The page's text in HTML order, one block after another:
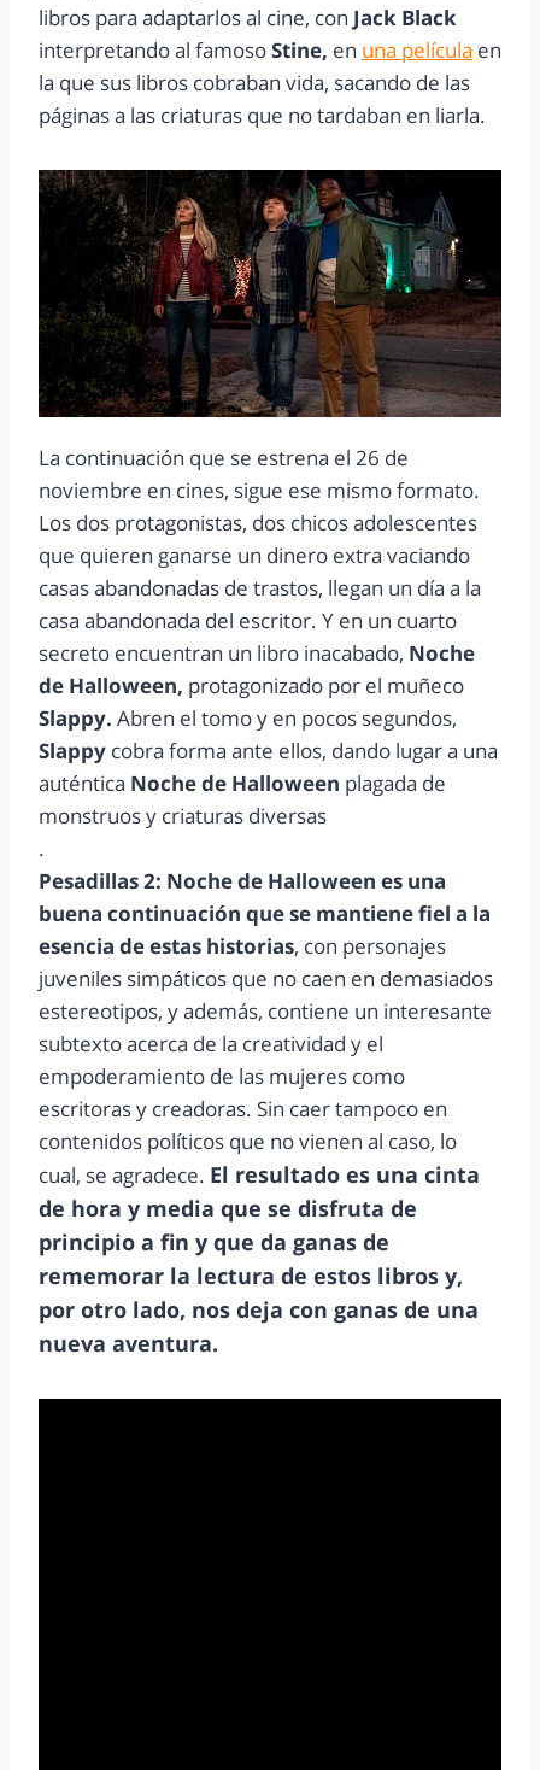
libros para adaptarlos al cine, con Jack Black
interpretando al famosoStine, en una película en
la que sus libros cobraban vida, sacando de las
páginas a las criaturas que no tardaban en liarla.
La continuación que se estrena el 26 de
noviembre en cines, sigue ese mismo formato.
Los dos protagonistas, dos chicos adolescentes
que quieren ganarse un dinero extra vaciando
casas abandonadas de trastos, llegan un día a la
casa abandonada del escritor. Y en un cuarto
secreto encuentran un libro inacabado, Noche
de Halloween, protagonizado por el muñeco
Slappy. Abren el tomo y en pocos segundos,
Slappy cobra forma ante ellos, dando lugar a una
auténtica Noche de Halloween plagada de
monstruos y criaturas diversas
.
Pesadillas 2: Noche de Halloween es una
buena continuación que se mantiene fiel a la
esencia de estas historias, con personajes
juveniles simpáticos que no caen en demasiados
estereotipos, y además, contiene un interesante
subtexto acerca de la creatividad y el
empoderamiento de las mujeres como
escritoras y creadoras. Sin caer tampoco en
contenidos políticos que no vienen al caso, lo
cual, se agradece. El resultado es una cinta
de hora y media que se disfruta de
principio a fin y que da ganas de
rememorar la lectura de estos libros y,
por otro lado, nos deja con ganas de una
nueva aventura.